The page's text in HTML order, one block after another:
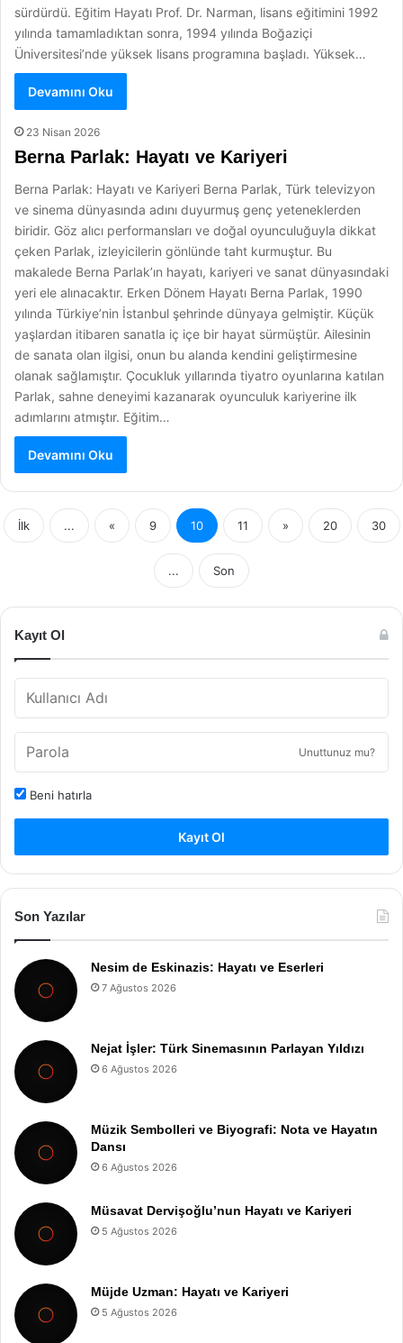
sürdürdü. Eğitim Hayatı Prof. Dr. Narman, lisans eğitimini 1992
yılında tamamladıktan sonra, 1994 yılında Boğaziçi
Üniversitesi’nde yüksek lisans programına başladı. Yüksek…
Devamını Oku
23 Nisan 2026
Berna Parlak: Hayatı ve Kariyeri
Berna Parlak: Hayatı ve Kariyeri Berna Parlak, Türk televizyon
ve sinema dünyasında adını duyurmuş genç yeteneklerden
biridir. Göz alıcı performansları ve doğal oyunculuğuyla dikkat
çeken Parlak, izleyicilerin gönlünde taht kurmuştur. Bu
makalede Berna Parlak’ın hayatı, kariyeri ve sanat dünyasındaki
yeri ele alınacaktır. Erken Dönem Hayatı Berna Parlak, 1990
yılında Türkiye’nin İstanbul şehrinde dünyaya gelmiştir. Küçük
yaşlardan itibaren sanatla iç içe bir hayat sürmüştür. Ailesinin
de sanata olan ilgisi, onun bu alanda kendini geliştirmesine
olanak sağlamıştır. Çocukluk yıllarında tiyatro oyunlarına katılan
Parlak, sahne deneyimi kazanarak oyunculuk kariyerine ilk
adımlarını atmıştır. Eğitim…
Devamını Oku
İlk ... « 9 10 11 » 20 30
... Son
Kayıt Ol
Unuttunuz mu?
Beni hatırla
Kayıt Ol
Son Yazılar
Nesim de Eskinazis: Hayatı ve Eserleri
7 Ağustos 2026
Nejat İşler: Türk Sinemasının Parlayan Yıldızı
6 Ağustos 2026
Müzik Sembolleri ve Biyografi: Nota ve Hayatın
Dansı
6 Ağustos 2026
Müsavat Dervişoğlu’nun Hayatı ve Kariyeri
5 Ağustos 2026
Müjde Uzman: Hayatı ve Kariyeri
5 Ağustos 2026